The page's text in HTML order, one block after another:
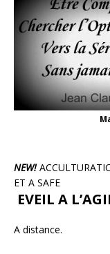
NEW!
ET A SAFE
EVEIL A
A distance.